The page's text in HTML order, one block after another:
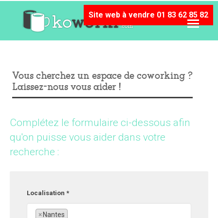
Site web à vendre 01 83 62 85 82
Vous cherchez un espace de coworking ?
Laissez-nous vous aider !
Complétez le formulaire ci-dessous afin
qu'on puisse vous aider dans votre
recherche :
Localisation *
× Nantes